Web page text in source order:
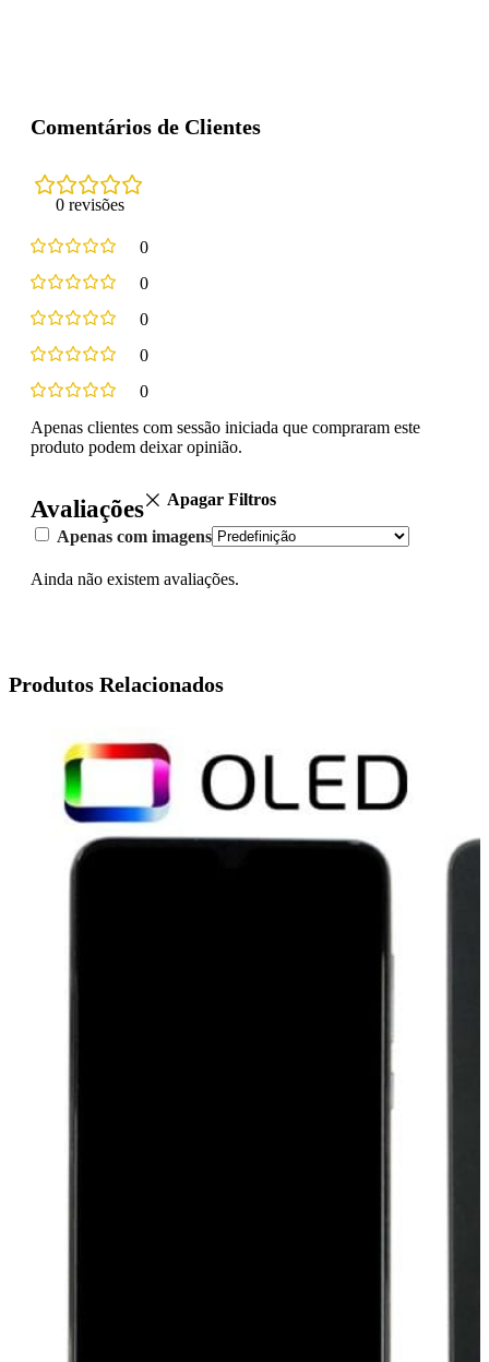
Comentários de Clientes
0 revisões
0
0
0
0
0
Avaliações Apagar Filtros
Apenas com imagens
Ainda não existem avaliações.
Apenas clientes com sessão iniciada que compraram este
produto podem deixar opinião.
Produtos Relacionados